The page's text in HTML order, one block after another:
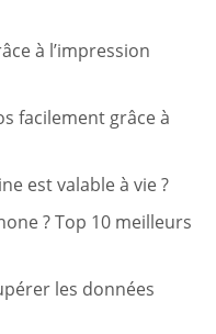
à l’impression
facilement grâce à
est valable à vie ?
? Top 10 meilleurs
les données